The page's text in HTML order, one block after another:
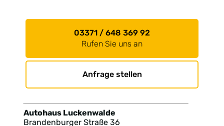
03371 / 648 369 92
Rufen Sie uns an
Anfrage stellen
Autohaus Luckenwalde
Brandenburger Straße 36